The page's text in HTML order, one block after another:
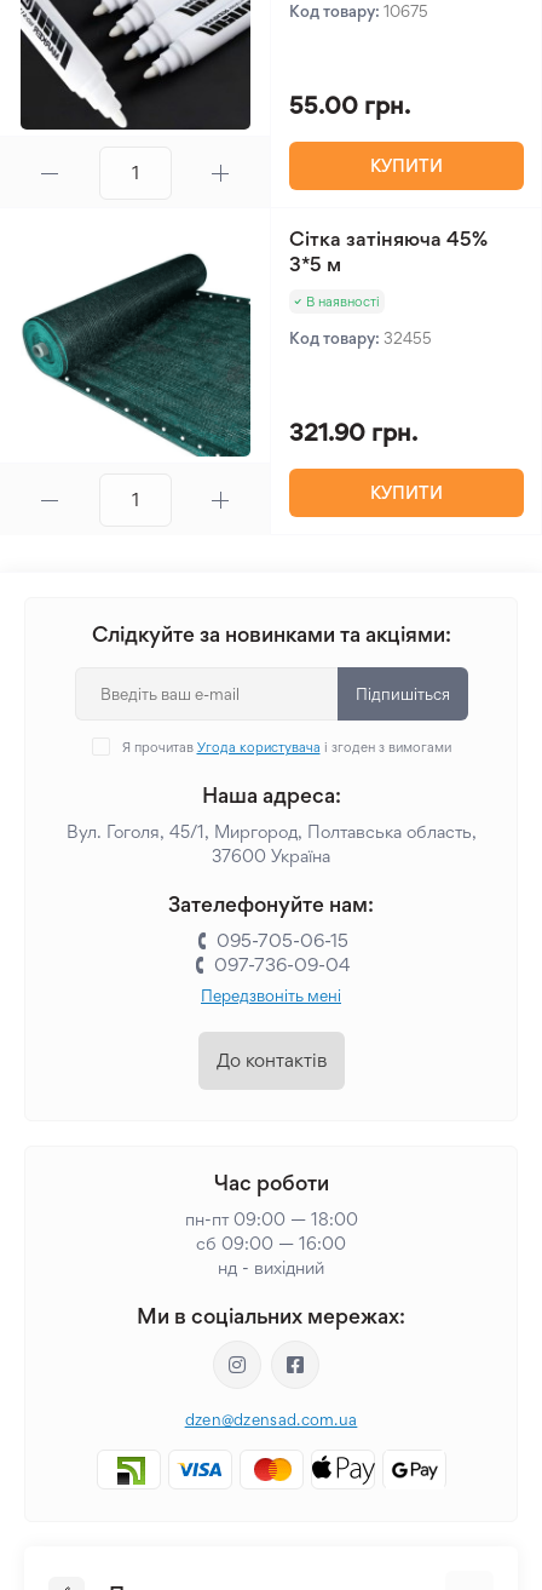
Код товару: 10675
55.00 грн.
КУПИТИ
Сітка затіняюча 45%
3*5 м
В наявності
Код товару: 32455
321.90 грн.
КУПИТИ
Слідкуйте за новинками та акціями:
Підпишіться
Я прочитав Угода користувача і згоден з вимогами
Наша адреса:
Вул. Гоголя, 45/1, Миргород, Полтавська область,
37600 Україна
Зателефонуйте нам:
095-705-06-15
097-736-09-04
Передзвоніть мені
До контактів
Час роботи
пн-пт 09:00 — 18:00
сб 09:00 — 16:00
нд - вихідний
Ми в соціальних мережах:
dzen@dzensad.com.ua